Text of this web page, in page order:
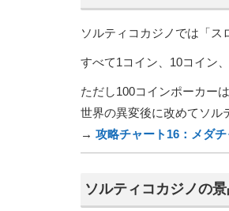
ソルティコカジノでは「ス
すべて1コイン、10コイン
ただし100コインポーカー
世界の異変後に改めてソル
→ 攻略チャート16：メダ
ソルティコカジノの